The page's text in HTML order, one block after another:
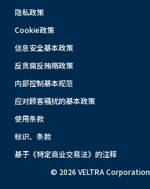
隐私政策
Cookie政策
信息安全基本政策
反贪腐反贿赂政策
内部控制基本规范
应对顾客骚扰的基本政策
使用条款
标识、条款
基于《特定商业交易法》的注释
© 2026 VELTRA